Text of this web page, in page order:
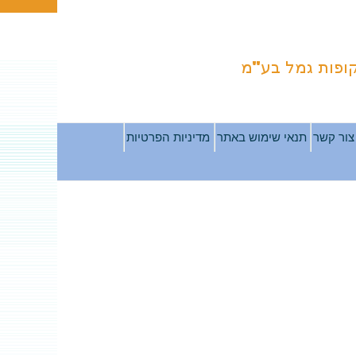
צור קשר תנאי שימוש באתר מדיניות הפרטיות